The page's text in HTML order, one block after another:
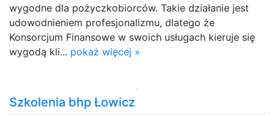
wygodne dla pożyczkobiorców. Takie działanie jest
udowodnieniem profesjonalizmu, dlatego że
Konsorcjum Finansowe w swoich usługach kieruje się
wygodą kli... pokaż więcej »
Szkolenia bhp Łowicz